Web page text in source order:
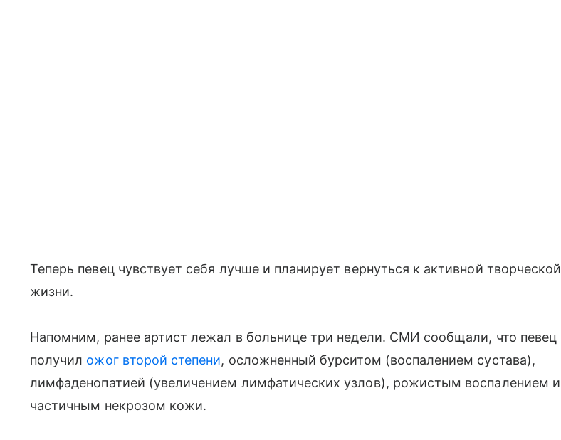
Теперь певец чувствует себя лучше и планирует вернуться к активной творческой
жизни.
Напомним, ранее артист лежал в больнице три недели. СМИ сообщали, что певец
получил ожог второй степени, осложненный бурситом (воспалением сустава),
лимфаденопатией (увеличением лимфатических узлов), рожистым воспалением и
частичным некрозом кожи.